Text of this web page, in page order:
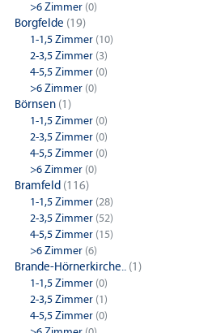
>6 Zimmer (0)
Borgfelde (19)
1-1,5 Zimmer (10)
2-3,5 Zimmer (3)
4-5,5 Zimmer (0)
>6 Zimmer (0)
Börnsen (1)
1-1,5 Zimmer (0)
2-3,5 Zimmer (0)
4-5,5 Zimmer (0)
>6 Zimmer (0)
Bramfeld (116)
1-1,5 Zimmer (28)
2-3,5 Zimmer (52)
4-5,5 Zimmer (15)
>6 Zimmer (6)
Brande-Hörnerkirche.. (1)
1-1,5 Zimmer (0)
2-3,5 Zimmer (1)
4-5,5 Zimmer (0)